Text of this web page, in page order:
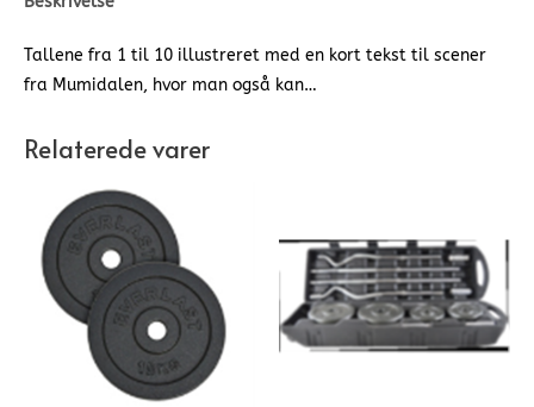
Tallene fra 1 til 10 illustreret med en kort tekst til scener
fra Mumidalen, hvor man også kan…
Relaterede varer